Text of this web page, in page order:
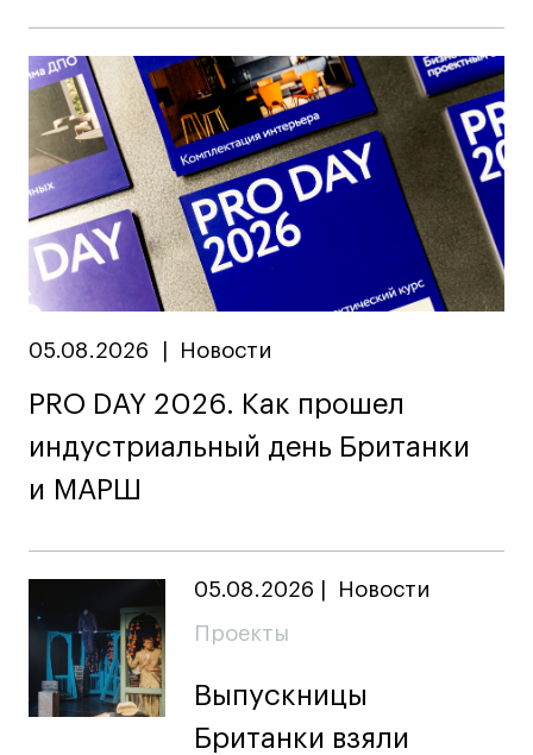
05.08.2026 Новости
PRO DAY 2026. Как прошел
индустриальный день Британки
и МАРШ
05.08.2026 Новости
Проекты
Выпускницы
Британки взяли